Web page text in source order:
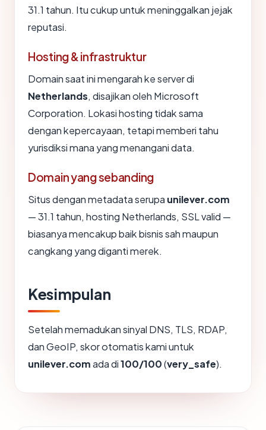
31.1 tahun. Itu cukup untuk meninggalkan jejak
reputasi.
Hosting & infrastruktur
Domain saat ini mengarah ke server di
Netherlands, disajikan oleh Microsoft
Corporation. Lokasi hosting tidak sama
dengan kepercayaan, tetapi memberi tahu
yurisdiksi mana yang menangani data.
Domain yang sebanding
Situs dengan metadata serupa unilever.com
— 31.1 tahun, hosting Netherlands, SSL valid —
biasanya mencakup baik bisnis sah maupun
cangkang yang diganti merek.
Kesimpulan
Setelah memadukan sinyal DNS, TLS, RDAP,
dan GeoIP, skor otomatis kami untuk
unilever.comada di100/100(very_safe).